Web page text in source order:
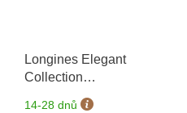
Longines Elegant
Collection
L4.309.4.79.6
14-28 dnů